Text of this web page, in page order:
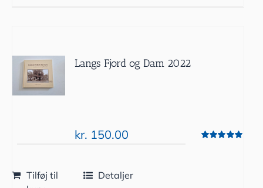
Langs Fjord og Dam 2022
kr. 150.00
Tilføj til
Detaljer